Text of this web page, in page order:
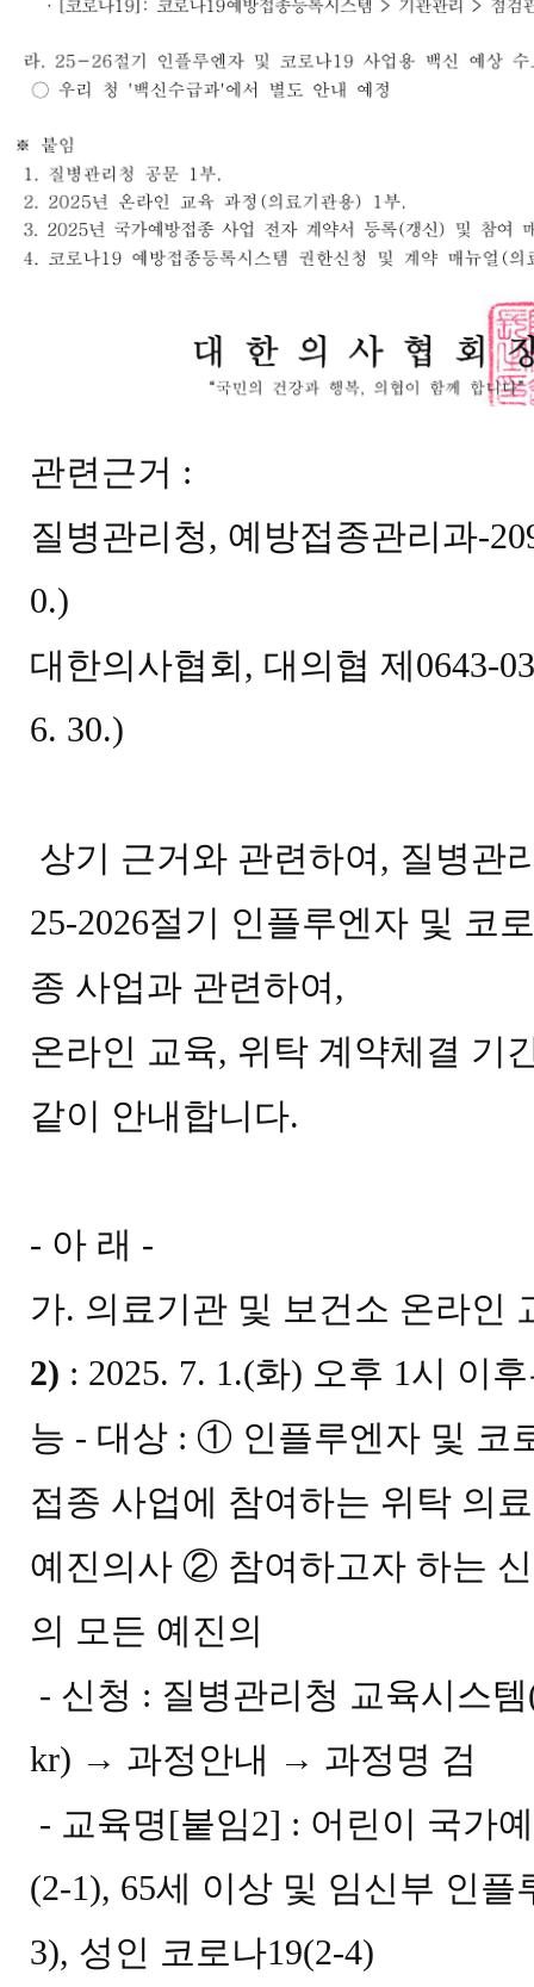
관련근거 :
질병관리청, 예방접종관리과-
0.)
대한의사협회, 대의협 제0643-
6. 30.)
상기 근거와 관련하여, 질병관
25-2026절기 인플루엔자 및 코
종 사업과 관련하여,
온라인 교육, 위탁 계약체결 기
같이 안내합니다.
- 아 래 -
가. 의료기관 및 보건소 온라인
2) : 2025. 7. 1.(화) 오후 1시 이
능 - 대상 : ① 인플루엔자 및 코
접종 사업에 참여하는 위탁 의
예진의사 ② 참여하고자 하는
의 모든 예진의
- 신청 : 질병관리청 교육시스템
kr) → 과정안내 → 과정명 검
- 교육명[붙임2] : 어린이 국가
(2-1), 65세 이상 및 임신부 인플
3), 성인 코로나19(2-4)